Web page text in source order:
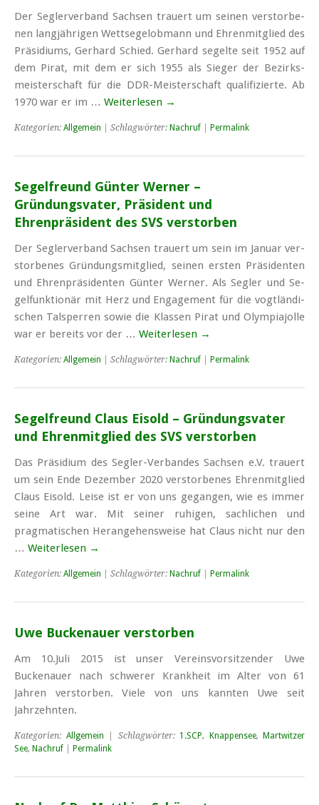
Der Seg­ler­ver­band Sach­sen trau­ert um seinen ver­stor­be­
nen langj­ährigen Wett­segel­obmann und Eh­renmitglied des
Präsidiums, Gerhard Schied. Gerhard segelte seit 1952 auf
dem Pirat, mit dem er sich 1955 als Sieger der Bezirks­
meister­schaft für die DDR-Meister­schaft quali­fizierte. Ab
1970 war er im … Weiterlesen →
Kategorien: Allgemein | Schlagwörter: Nachruf Permalink
Segelfreund Günter Werner –
Gründungsvater, Präsident und
Ehrenpräsident des SVS verstorben
Der Seg­ler­ver­band Sach­sen trau­ert um sein im Ja­nu­ar ver­
stor­be­nes Grün­dungs­mit­glied, sei­nen ers­ten Prä­si­den­ten
und Eh­ren­prä­si­den­ten Gün­ter Wer­ner. Als Seg­ler und Se­
gel­funk­tio­när mit Herz und En­ga­ge­ment für die vogt­län­di­
schen Tal­sper­ren so­wie die Klas­sen Pi­rat und Olym­pia­jol­le
war er be­reits vor der … Weiterlesen →
Kategorien: Allgemein | Schlagwörter: Nachruf Permalink
Segelfreund Claus Eisold – Gründungsvater
und Ehrenmitglied des SVS verstorben
Das Präsidium des Segler-Verbandes Sachsen e.V. trauert
um sein Ende Dezember 2020 verstorbenes Ehrenmitglied
Claus Eisold. Leise ist er von uns gegangen, wie es immer
seine Art war. Mit seiner ruhigen, sachlichen und
pragmatischen Herangehensweise hat Claus nicht nur den
… Weiterlesen →
Kategorien: Allgemein | Schlagwörter: Nachruf Permalink
Uwe Buckenauer verstorben
Am 10.Juli 2015 ist unser Vereinsvorsitzender Uwe
Buckenauer nach schwerer Krankheit im Alter von 61
Jahren verstorben. Viele von uns kannten Uwe seit
Jahrzehnten.
Kategorien: Allgemein | Schlagwörter: 1.SCP, Knappensee,
Martwitzer
See, Nachruf Permalink